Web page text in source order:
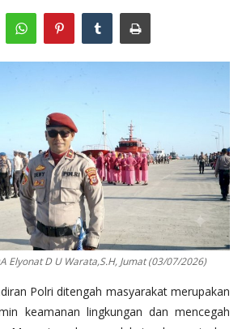
Elyonat D U Warata,S.H, Jumat (03/07/2026)
Polri ditengah masyarakat merupakan
keamanan lingkungan dan mencegah